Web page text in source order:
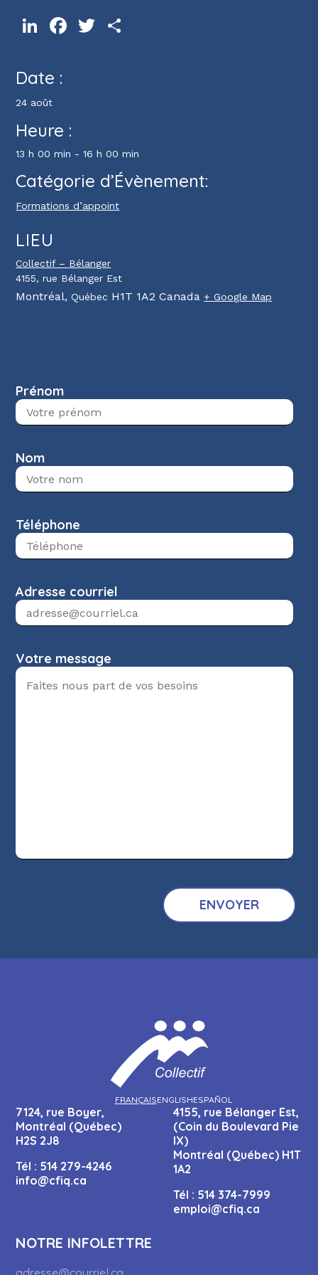
LinkedInFacebookTwitter
Date :
24 août
Heure :
13 h 00 min - 16 h 00 min
Catégorie d’Évènement:
Formations d’appoint
LIEU
Collectif – Bélanger
4155, rue Bélanger Est
Montréal, Québec H1T 1A2 Canada + Google Map
Prénom
Nom
Téléphone
Adresse courriel
Votre message
FRANÇAISENGLISHESPAÑOL
7124, rue Boyer,
Montréal (Québec)
H2S 2J8
Tél : 514 279-4246
info@cfiq.ca
4155, rue Bélanger Est,
(Coin du Boulevard Pie
IX)
Montréal (Québec) H1T
1A2
Tél : 514 374-7999
emploi@cfiq.ca
NOTRE INFOLETTRE